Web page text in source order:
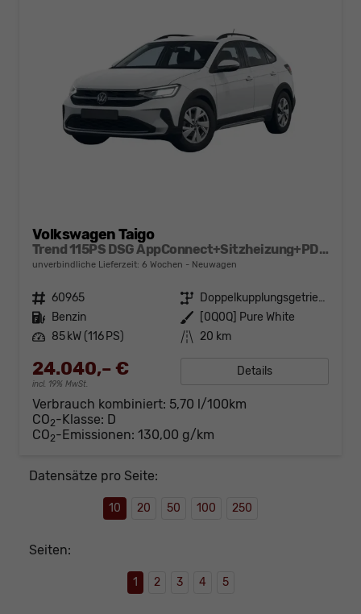
Volkswagen Taigo
Trend 115PS DSG AppConnect+Sitzheizung+PDC+Alu16+LED+DAB+FrontAssist
unverbindliche Lieferzeit: 6 Wochen Neuwagen
Fahrzeugnr. 60965 Getriebe
Doppelkupplungsgetriebe (DSG)
Kraftstoff Benzin Außenfarbe
[0Q0Q] Pure White
Leistung 85 kW (116 PS) Kilometerstand 20 km
24.040,– €
incl. 19% MwSt.
Details
Verbrauch kombiniert: 5,70 l/100km
CO2-Klasse: D
CO2-Emissionen: 130,00 g/km
Datensätze pro Seite:
10 20 50 100 250
Seiten:
1 2 3 4 5